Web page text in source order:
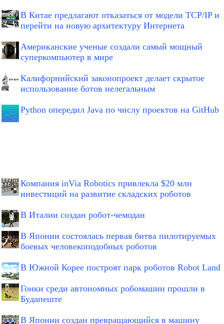
В Китае предлагают отказаться от модели TCP/IP и
перейти на новую архитектуру Интернета
Американские ученые создали самый мощный
суперкомпьютер в мире
Калифорнийский законопроект делает скрытое
использование ботов нелегальным
Python опередил Java по числу проектов на GitHub
Компания inVia Robotics привлекла $20 млн
инвестиций на развитие складских роботов
В Италии создан робот-чемодан
В Японии состоялась первая битва пилотируемых
боевых человекоподобных роботов
В Южной Корее построят парк роботов Robot Land
Гонки среди автономных робомашин прошли в
Будапеште
В Японии создан превращающийся в машину